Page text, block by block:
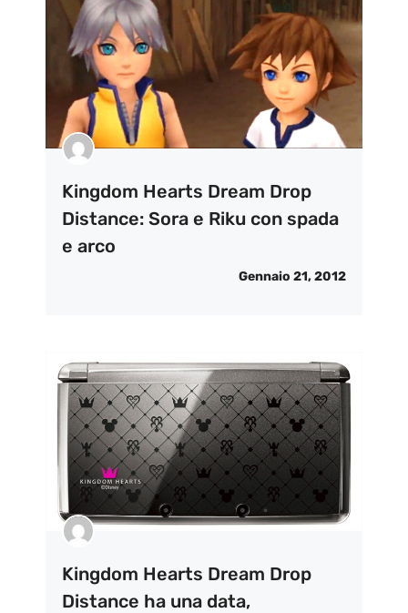
Kingdom Hearts Dream Drop
Distance: Sora e Riku con spada
e arco
Gennaio 21, 2012
Kingdom Hearts Dream Drop
Distance ha una data,